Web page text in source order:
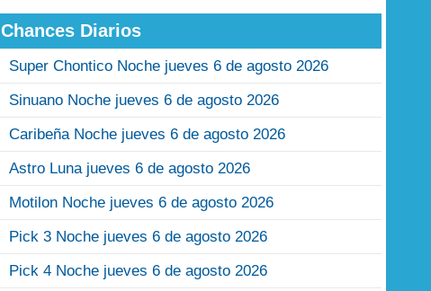
Chances Diarios
Super Chontico Noche jueves 6 de agosto 2026
Sinuano Noche jueves 6 de agosto 2026
Caribeña Noche jueves 6 de agosto 2026
Astro Luna jueves 6 de agosto 2026
Motilon Noche jueves 6 de agosto 2026
Pick 3 Noche jueves 6 de agosto 2026
Pick 4 Noche jueves 6 de agosto 2026